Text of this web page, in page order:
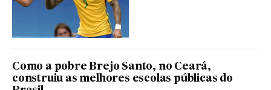
Como a pobre Brejo Santo, no Ceará,
construiu as melhores escolas públicas do